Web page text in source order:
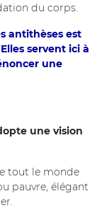
du corps.
antithèses est
servent ici à
une
une vision
tout le monde
pauvre, élégant